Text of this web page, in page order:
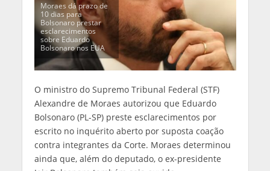
Moraes dá prazo de
10 dias para
Bolsonaro prestar
esclarecimentos
sobre Eduardo
Bolsonaro nos EUA
O ministro do Supremo Tribunal Federal (STF)
Alexandre de Moraes autorizou que Eduardo
Bolsonaro (PL-SP) preste esclarecimentos por
escrito no inquérito aberto por suposta coação
contra integrantes da Corte. Moraes determinou
ainda que, além do deputado, o ex-presidente